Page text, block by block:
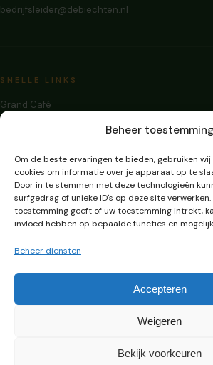
Beheer toestemming
Om de beste ervaringen te bieden, gebruiken
cookies om informatie over je apparaat op te
Door in te stemmen met deze technologieën
surfgedrag of unieke ID's op deze site verwerken.
toestemming geeft of uw toestemming intrekt,
invloed hebben op bepaalde functies en
Beheer diensten
Accepteren
Weigeren
Bekijk voorkeuren
bedrijfsleider@debiechten.nl
SNELLE LINKS
Grand Café
Zalen Huren
Contact
Privacy
FACEBOOKINSTAGRAM